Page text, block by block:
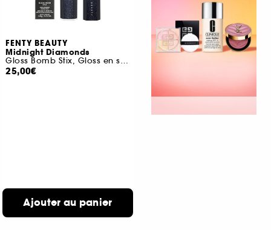
FENTY BEAUTY
Midnight Diamonds
Gloss Bomb Stix, Gloss en stick haute brillance
25,00€
Ajouter au panier